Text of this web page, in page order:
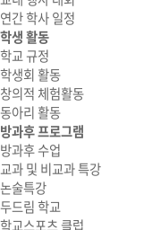
연간 학사 일정
학생 활동
학교 규정
학생회 활동
창의적 체험활동
동아리 활동
방과후 프로그램
방과후 수업
교과 및 비교과 특강
논술특강
두드림 학교
학교스포츠 클럽